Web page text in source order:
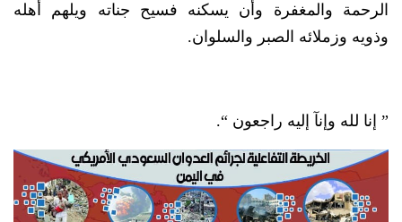
الرحمة والمغفرة وأن يسكنه فسيح جناته ويلهم أهله
وذويه وزملائه الصبر والسلوان.
” إنا لله وإنآ إليه راجعون “.